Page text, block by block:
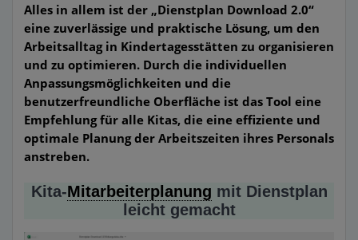
Alles in allem ist der „Dienstplan Download 2.0“
eine zuverlässige und praktische Lösung, um den
Arbeitsalltag in Kindertagesstätten zu organisieren
und zu optimieren. Durch die individuellen
Anpassungsmöglichkeiten und die
benutzerfreundliche Oberfläche ist das Tool eine
Empfehlung für alle Kitas, die eine effiziente und
optimale Planung der Arbeitszeiten ihres Personals
anstreben.
Kita-Mitarbeiterplanung mit Dienstplan
leicht gemacht